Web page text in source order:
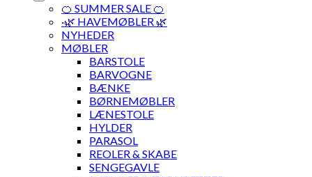
🍊 SUMMER SALE 🍊
·🌿 HAVEMØBLER 🌿
NYHEDER
MØBLER
BARSTOLE
BARVOGNE
BÆNKE
BØRNEMØBLER
LÆNESTOLE
HYLDER
PARASOL
REOLER & SKABE
SENGEGAVLE